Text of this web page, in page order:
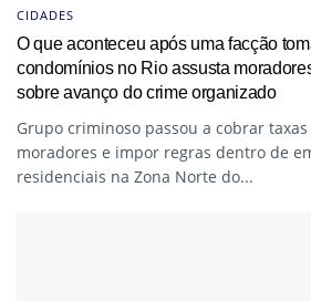
CIDADES
O que aconteceu após uma facção
condomínios no Rio assusta
sobre avanço do crime organizado
Grupo criminoso passou a cobrar
moradores e impor regras dentro de
residenciais na Zona Norte do...